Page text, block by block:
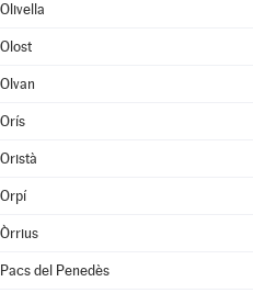
Olivella
Olost
Olvan
Orís
Oristà
Orpí
Òrrius
Pacs del Penedès